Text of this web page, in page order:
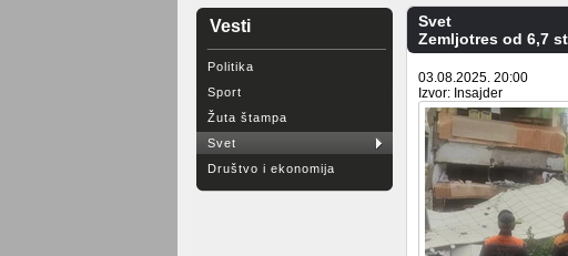
Vesti
Politika
Sport
Žuta štampa
Svet
Društvo i ekonomija
Svet
Zemljotres od 6,7
03.08.2025. 20:00
Izvor: Insajder